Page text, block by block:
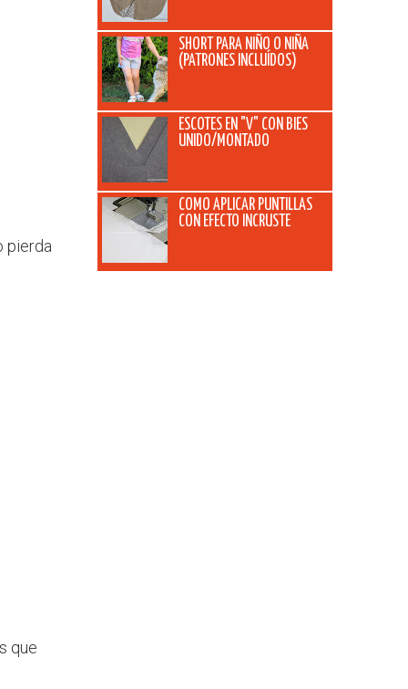
pierda
que
SHORT PARA NIÑO O NIÑA
(PATRONES INCLUÍDOS)
ESCOTES EN "V" CON BIES
UNIDO/MONTADO
COMO APLICAR PUNTILLAS
CON EFECTO INCRUSTE